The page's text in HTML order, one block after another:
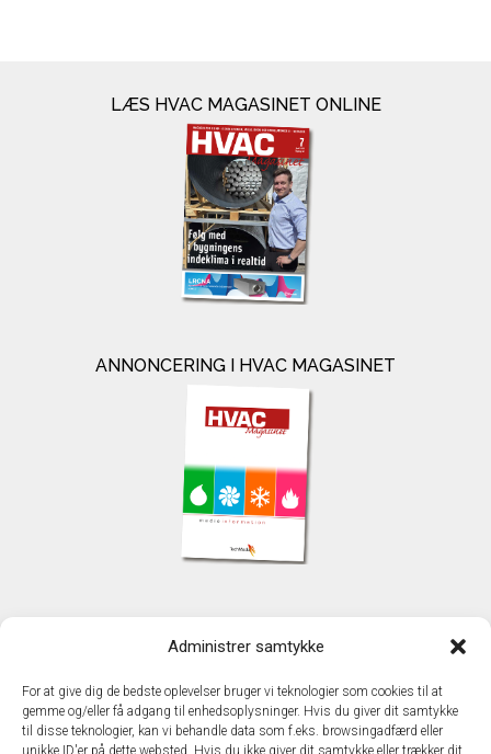
Administrer samtykke
For at give dig de bedste oplevelser bruger vi teknologier som cookies til at
gemme og/eller få adgang til enhedsoplysninger. Hvis du giver dit samtykke
til disse teknologier, kan vi behandle data som f.eks. browsingadfærd eller
unikke ID'er på dette websted. Hvis du ikke giver dit samtykke eller trækker dit
LÆS HVAC MAGASINET ONLINE
ANNONCERING I HVAC MAGASINET
TechMedia A/S
DK - 2600 Glostrup
www.techmedia.dk
Telefon: +45 43 24 26 28